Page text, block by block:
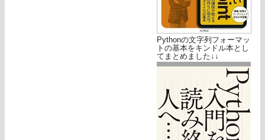
Pythonの文字列フォーマッ
トの基本をキンドル本とし
てまとめました↓↓